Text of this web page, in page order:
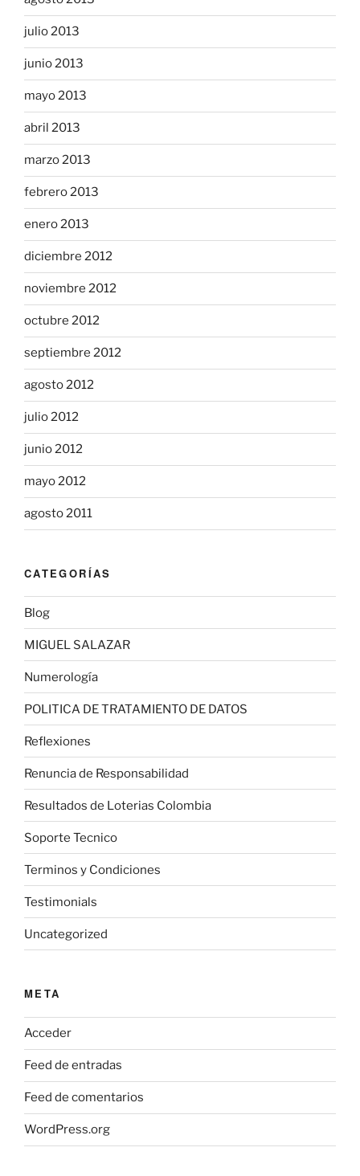
julio 2013
junio 2013
mayo 2013
abril 2013
marzo 2013
febrero 2013
enero 2013
diciembre 2012
noviembre 2012
octubre 2012
septiembre 2012
agosto 2012
julio 2012
junio 2012
mayo 2012
agosto 2011
CATEGORÍAS
Blog
MIGUEL SALAZAR
Numerología
POLITICA DE TRATAMIENTO DE DATOS
Reflexiones
Renuncia de Responsabilidad
Resultados de Loterias Colombia
Soporte Tecnico
Terminos y Condiciones
Testimonials
Uncategorized
META
Acceder
Feed de entradas
Feed de comentarios
WordPress.org